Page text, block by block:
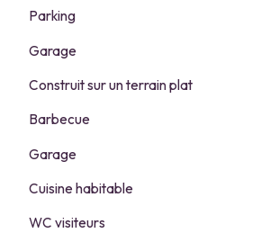
Parking
Garage
Construit sur un terrain plat
Barbecue
Garage
Cuisine habitable
WC visiteurs